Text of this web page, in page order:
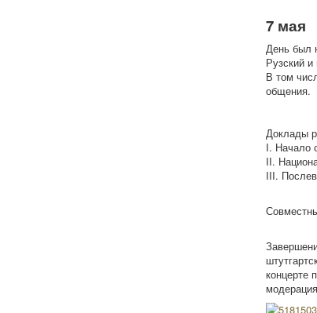
7 мая
День был
Рузский
В том
общения.
Доклады
I. Начало
II.
III.
концерте